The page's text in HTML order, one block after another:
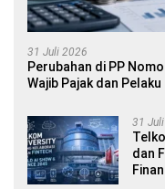
31 Juli 2026
Perubahan di PP
Wajib Pajak dan Pelaku
31
dan